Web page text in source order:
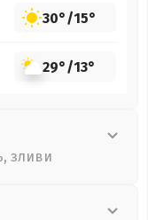
30°/15°
29°/13°
зливи